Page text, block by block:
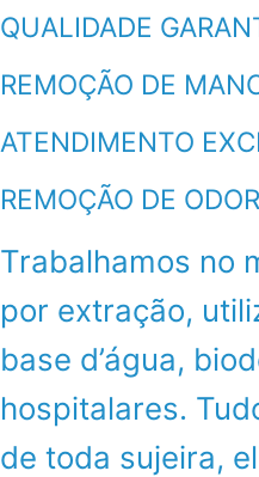
QUALIDADE
REMOÇÃO DE
ATENDIMENTO
REMOÇÃO DE
Trabalhamos no
por extração,
base d’água,
hospitalares.
de toda sujeira,